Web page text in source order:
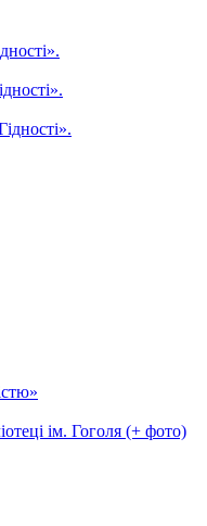
ім. Гоголя (+ фото)